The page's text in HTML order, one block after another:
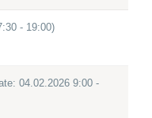
- 19:00)
04.02.2026 9:00 -